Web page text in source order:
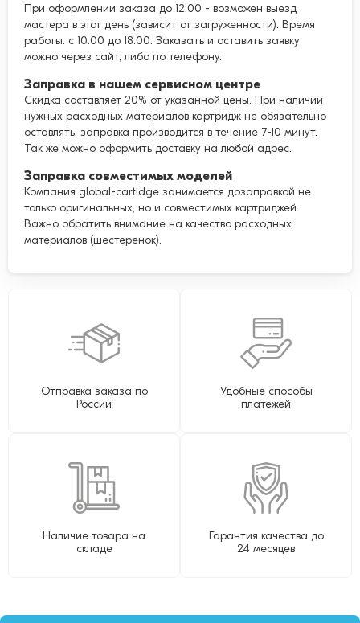
При оформлении заказа до 12:00 - возможен выезд
мастера в этот день (зависит от загруженности). Время
работы: с 10:00 до 18:00. Заказать и оставить заявку
можно через сайт, либо по телефону.
Заправка в нашем сервисном центре
Скидка составляет 20% от указанной цены. При наличии
нужных расходных материалов картридж не обязательно
оставлять, заправка производится в течение 7-10 минут.
Так же можно оформить доставку на любой адрес.
Заправка совместимых моделей
Компания global-cartidge занимается дозаправкой не
только оригинальных, но и совместимых картриджей.
Важно обратить внимание на качество расходных
материалов (шестеренок).
Отправка заказа по
России
Удобные способы
платежей
Наличие товара на
складе
Гарантия качества до
24 месяцев